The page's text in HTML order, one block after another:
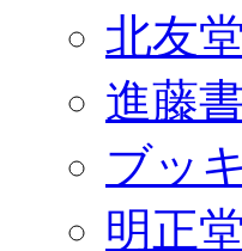
北友堂
進藤
ブッ
明正堂